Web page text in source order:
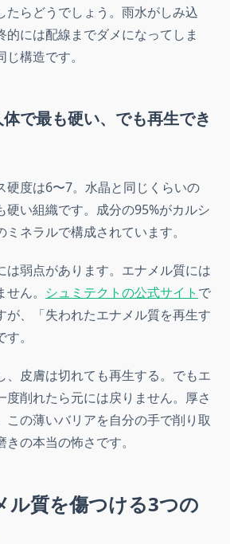
たらどうでしょう。雨水がしみ込
的には配線までダメになってしま
構造です。
で最も硬い、でも再生でき
硬度は6〜7。水晶と同じくらいの
硬い組織です。成分の95%がカルシ
ネラルで構成されています。
は弱点があります。エナメル質には
ん。 シュミテクトの公式サイト で
が、「失われたエナメル質を再生す
。
、皮膚は切れても再生する。でもエ
度削れたら元には戻りません。厚さ
の薄いバリアを自分の手で削り取
の本当の怖さです。
ル質を傷つける3つの